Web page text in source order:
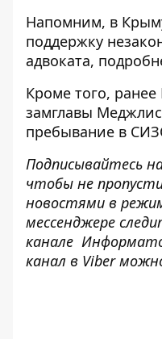
Напомним, в
поддержку
адвоката,
Кроме того,
замглавы
пребывание в
Подписывайтесь
чтобы не
новостями в
мессенджере
канале
канал в Viber